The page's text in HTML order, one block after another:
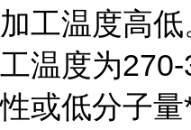
加工温度高
工温度为
性或低分子